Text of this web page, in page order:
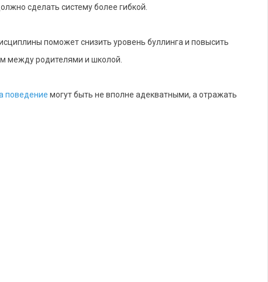
сделать систему более гибкой.
поможет снизить уровень буллинга и повысить
между родителями и школой.
поведение могут быть не вполне адекватными, а отражать